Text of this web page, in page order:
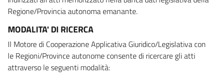
Regione/Provincia autonoma emanante.
MODALITA' DI RICERCA
Il Motore di Cooperazione Applicativa Giuridico/Legislativa con
le Regioni/Province autonome consente di ricercare gli atti
attraverso le seguenti modalità: